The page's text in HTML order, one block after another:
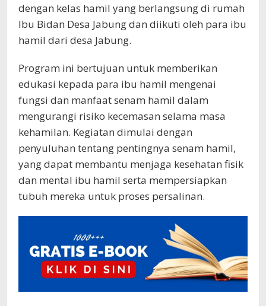
dengan kelas hamil yang berlangsung di rumah
Ibu Bidan Desa Jabung dan diikuti oleh para ibu
hamil dari desa Jabung.
Program ini bertujuan untuk memberikan
edukasi kepada para ibu hamil mengenai
fungsi dan manfaat senam hamil dalam
mengurangi risiko kecemasan selama masa
kehamilan. Kegiatan dimulai dengan
penyuluhan tentang pentingnya senam hamil,
yang dapat membantu menjaga kesehatan fisik
dan mental ibu hamil serta mempersiapkan
tubuh mereka untuk proses persalinan.